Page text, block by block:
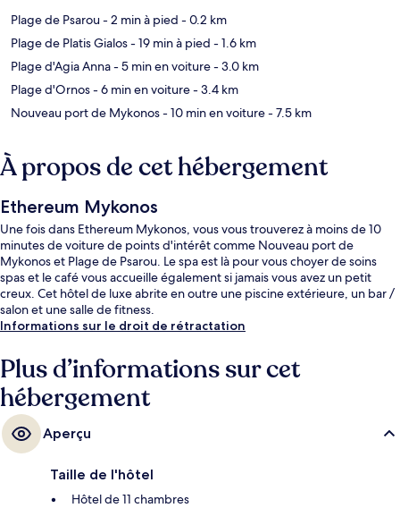
Plage de Psarou- 2 min à pied - 0.2 km
Plage de Platis Gialos- 19 min à pied - 1.6 km
Plage d'Agia Anna- 5 min en voiture- 3.0 km
Plage d'Ornos- 6 min en voiture- 3.4 km
Nouveau port de Mykonos- 10 min en voiture- 7.5 km
À propos de cet hébergement
Ethereum Mykonos
Une fois dans Ethereum Mykonos, vous vous trouverez à moins de 10
minutes de voiture de points d'intérêt comme Nouveau port de
Mykonos et Plage de Psarou. Le spa est là pour vous choyer de soins
spas et le café vous accueille également si jamais vous avez un petit
creux. Cet hôtel de luxe abrite en outre une piscine extérieure, un bar /
salon et une salle de fitness.
Informations sur le droit de rétractation
Plus d’informations sur cet
hébergement
Aperçu
Taille de l'hôtel
Hôtel de 11 chambres